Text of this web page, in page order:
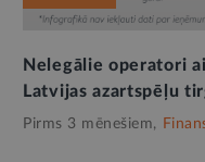
Nelegālie operatori
Latvijas azartspēļu
Pirms 3 mēnešiem,